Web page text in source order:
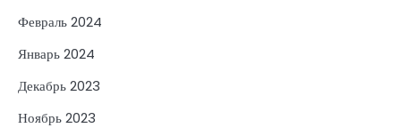
Февраль 2024
Январь 2024
Декабрь 2023
Ноябрь 2023